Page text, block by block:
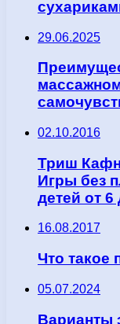
29.06.2025
02.10.2016
Триш
Игры без
детей от 6
16.08.2017
Что такое
05.07.2024
Варианты